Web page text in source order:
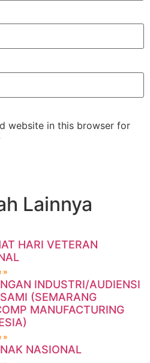
website in this browser for
Lainnya
HARI VETERAN
»
INDUSTRI/AUDIENSI
(SEMARANG
MANUFACTURING
»
NASIONAL